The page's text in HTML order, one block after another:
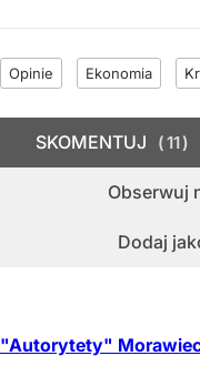
Opinie Ekonomia
Obserwuj
Dodaj
SKOMENTUJ 11
"Autorytety"